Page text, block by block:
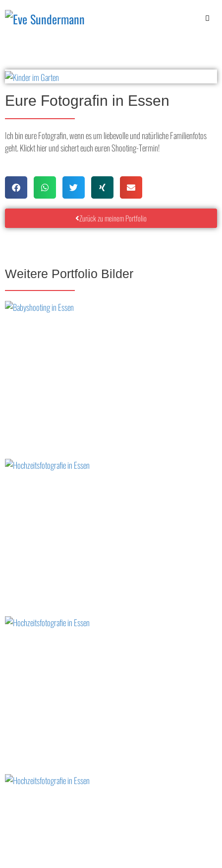
Eure Fotografin in Essen
Ich bin eure Fotografin, wenn es um liebevolle und natürliche Familienfotos
geht. Klickt hier und sichert euch euren Shooting-Termin!
Zurück zu meinem Portfolio
Weitere Portfolio Bilder